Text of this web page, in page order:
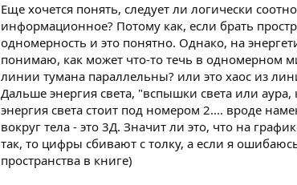
Еще хочется понять, следует ли логически
информационное? Потому как, если брать
одномерность и это понятно. Однако, на
понимаю, как может что-то течь в одномерном
линии тумана параллельны? или это хаос из
Дальше энергия света, "вспышки света или
энергия света стоит под номером 2.... вроде
вокруг тела - это 3Д. Значит ли это, что на
так, то цифры сбивают с толку, а если я
пространства в книге)